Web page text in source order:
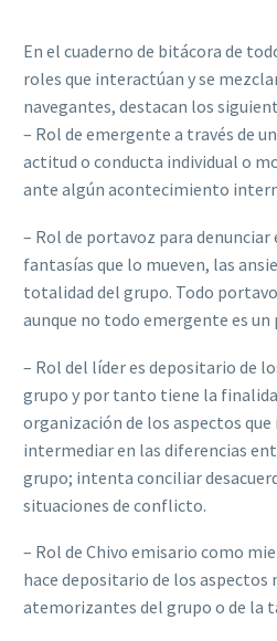
En el cuaderno de bitácora de
roles que interactúan y se
navegantes, destacan los
– Rol de emergente a través de
actitud o conducta individual o
ante algún acontecimiento
– Rol de portavoz para
fantasías que lo mueven, las
totalidad del grupo. Todo
aunque no todo emergente es un
– Rol del líder es depositario de
grupo y por tanto tiene la
organización de los aspectos
intermediar en las diferencias
grupo; intenta conciliar
situaciones de conflicto.
– Rol de Chivo emisario como
hace depositario de los aspectos
atemorizantes del grupo o de la